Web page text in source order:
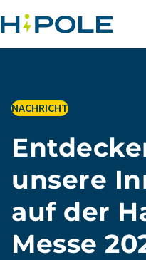
Skip to main content
IN
NACHRICHT
unsere
auf der
Messe